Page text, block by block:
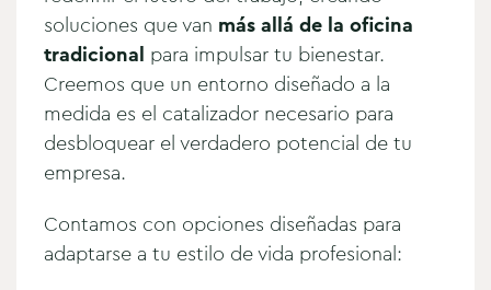
soluciones que van más allá de la oficina
tradicional para impulsar tu bienestar.
Creemos que un entorno diseñado a la
medida es el catalizador necesario para
desbloquear el verdadero potencial de tu
empresa.
Contamos con opciones diseñadas para
adaptarse a tu estilo de vida profesional: